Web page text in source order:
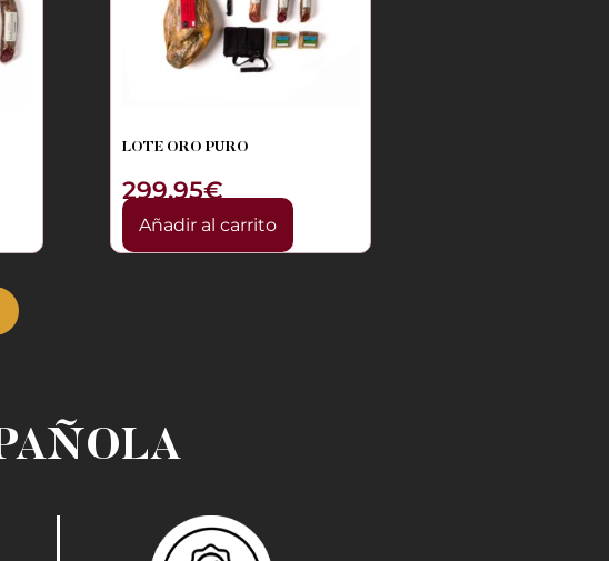
LOTE ORO PURO
299,95€
Añadir al carrito